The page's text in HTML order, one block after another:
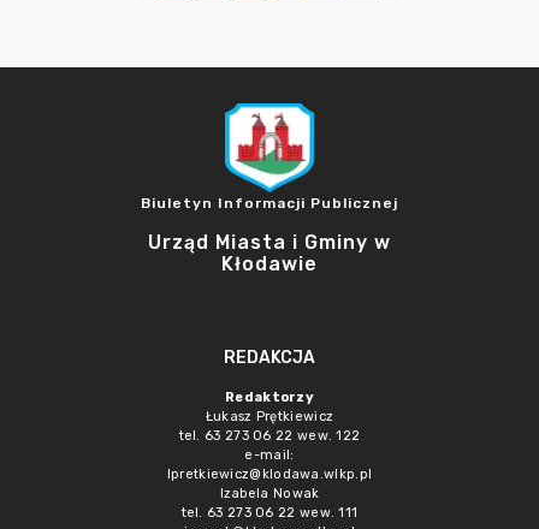
Biuletyn Informacji Publicznej
Urząd Miasta i Gminy w
Kłodawie
REDAKCJA
Redaktorzy
Łukasz Prętkiewicz
tel. 63 273 06 22 wew. 122
e-mail:
lpretkiewicz@klodawa.wlkp.pl
Izabela Nowak
tel. 63 273 06 22 wew. 111